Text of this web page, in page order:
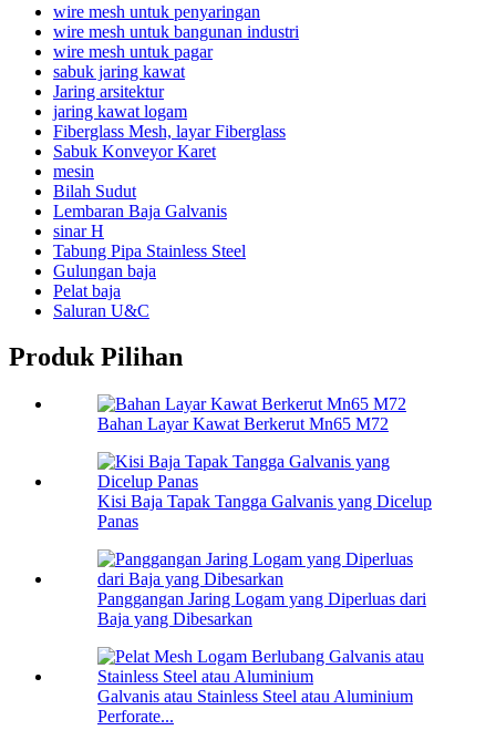
wire mesh untuk penyaringan
wire mesh untuk bangunan industri
wire mesh untuk pagar
sabuk jaring kawat
Jaring arsitektur
jaring kawat logam
Fiberglass Mesh, layar Fiberglass
Sabuk Konveyor Karet
mesin
Bilah Sudut
Lembaran Baja Galvanis
sinar H
Tabung Pipa Stainless Steel
Gulungan baja
Pelat baja
Saluran U&C
Produk Pilihan
Bahan Layar Kawat Berkerut Mn65 M72
Kisi Baja Tapak Tangga Galvanis yang Dicelup
Panas
Panggangan Jaring Logam yang Diperluas dari
Baja yang Dibesarkan
Galvanis atau Stainless Steel atau Aluminium
Perforate...